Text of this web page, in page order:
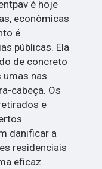
é hoje
econômicas
é
públicas. Ela
de concreto
umas nas
cabeça. Os
e
danificar a
residenciais
eficaz